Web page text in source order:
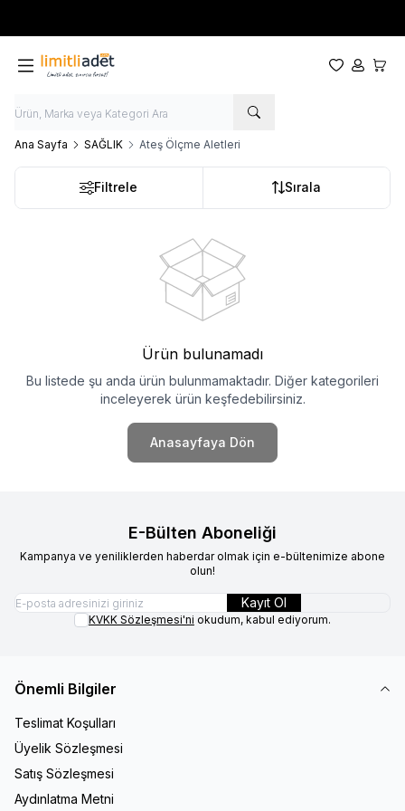
Favorilerim
Hesabım
Ana Sayfa SAĞLIK Ateş Ölçme Aletleri
Filtrele Sırala
Ürün bulunamadı
Bu listede şu anda ürün bulunmamaktadır. Diğer kategorileri
inceleyerek ürün keşfedebilirsiniz.
Anasayfaya Dön
E-Bülten Aboneliği
Kampanya ve yeniliklerden haberdar olmak için e-bültenimize abone
olun!
Kayıt Ol
KVKK Sözleşmesi'ni okudum, kabul ediyorum.
Önemli Bilgiler
Teslimat Koşulları
Üyelik Sözleşmesi
Satış Sözleşmesi
Aydınlatma Metni